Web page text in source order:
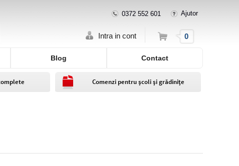
0372 552 601 Ajutor
Intra in cont Cos 0
Blog Contact
Comenzi pentru școli și grădinițe